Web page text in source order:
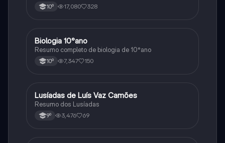
10º 17,080 328
Biologia
Biologia 10°ano
Resumo completo de biologia de 10°ano
10º 7,347 150
Português
Lusíadas de Luís Vaz Camões
Resumo dos Lusíadas
9º 3,476 69